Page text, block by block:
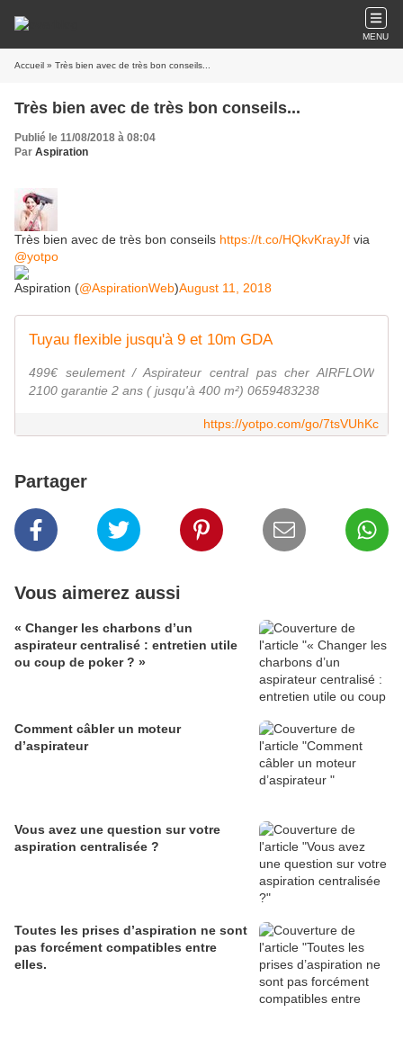
MENU
Accueil » Très bien avec de très bon conseils...
Très bien avec de très bon conseils...
Publié le 11/08/2018 à 08:04
Par Aspiration
Très bien avec de très bon conseils https://t.co/HQkvKrayJf via
@yotpo
Aspiration (@AspirationWeb)August 11, 2018
Tuyau flexible jusqu'à 9 et 10m GDA
499€ seulement / Aspirateur central pas cher AIRFLOW
2100 garantie 2 ans ( jusqu'à 400 m²) 0659483238
https://yotpo.com/go/7tsVUhKc
Partager
Vous aimerez aussi
« Changer les charbons d’un
aspirateur centralisé : entretien utile
ou coup de poker ? »
Comment câbler un moteur
d’aspirateur
Vous avez une question sur votre
aspiration centralisée ?
Toutes les prises d’aspiration ne sont
pas forcément compatibles entre
elles.